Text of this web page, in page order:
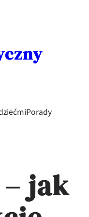
Porady
jak